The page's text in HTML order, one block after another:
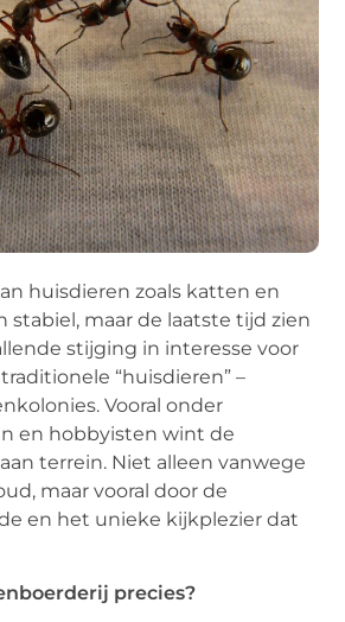
huisdieren zoals katten en
stabiel, maar de laatste tijd zien
stijging in interesse voor
“huisdieren” –
. Vooral onder
en hobbyisten wint de
aan terrein. Niet alleen vanwege
maar vooral door de
en het unieke kijkplezier dat
precies?